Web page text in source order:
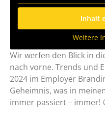
Inhalt
Weitere
Wir werfen den Blick in
nach vorne. Trends und
2024 im Employer
Geheimnis, was in
immer passiert – immer!